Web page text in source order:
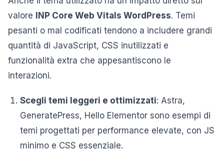
valore INP Core Web Vitals WordPress. Temi
pesanti o mal codificati tendono a includere grandi
quantità di JavaScript, CSS inutilizzati e
funzionalità extra che appesantiscono le
interazioni.
Scegli temi leggeri e ottimizzati: Astra,
GeneratePress, Hello Elementor sono esempi di
temi progettati per performance elevate, con JS
minimo e CSS essenziale.